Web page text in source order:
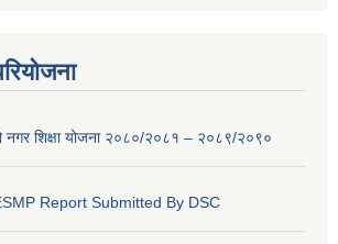
नगर शिक्षा योजना २०८०/२०८१ – २०८९/२०९०
Report Submitted By DSC